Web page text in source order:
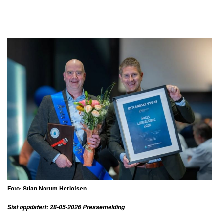
Foto: Stian Norum Herlofsen
Sist oppdatert: 28-05-2026 Pressemelding